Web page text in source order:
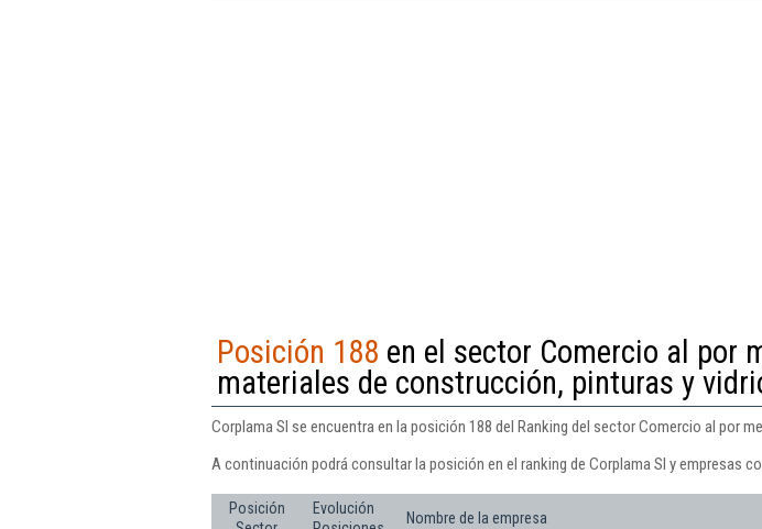
Posición 188 en el sector Comercio al por
materiales de construcción, pinturas y
Corplama Sl se encuentra en la posición 188 del Ranking del sector Comercio al por
A continuación podrá consultar la posición en el ranking de Corplama Sl y empresas
Posición
Evolución
Nombre de la empresa